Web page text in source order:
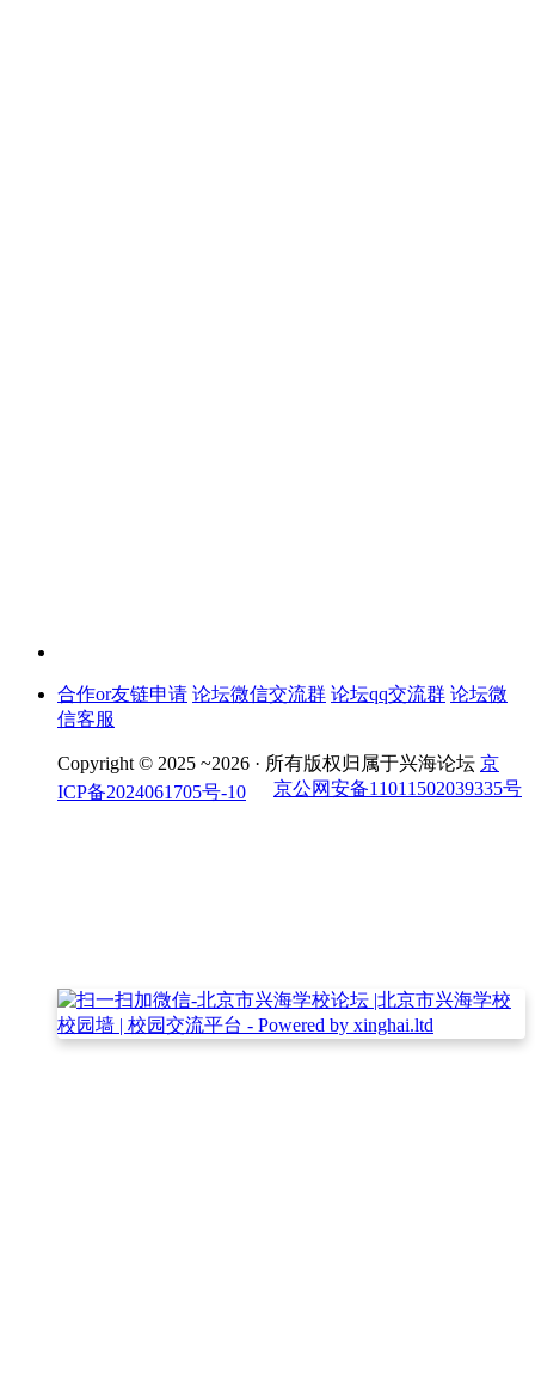
合作or友链申请 论坛微信交流群 论坛qq交流群 论坛微
信客服
Copyright © 2025 ~2026 · 所有版权归属于兴海论坛 京
ICP备2024061705号-10
京公网安备11011502039335号